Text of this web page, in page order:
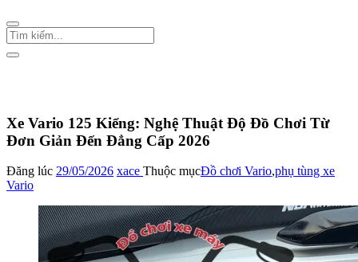
Xe Vario 125 Kiểng: Nghệ Thuật Độ Đồ Chơi Từ
Đơn Giản Đến Đẳng Cấp 2026
Đăng lúc 29/05/2026 xace Thuộc mụcĐồ chơi Vario,phụ tùng xe
Vario